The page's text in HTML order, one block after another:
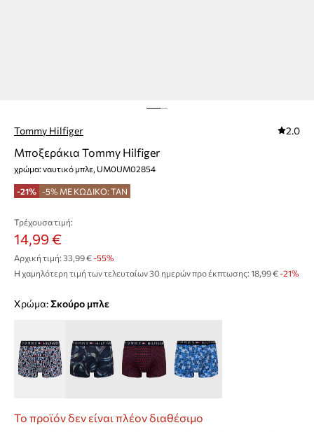
Tommy Hilfiger 2.0
Μποξεράκια Tommy Hilfiger
χρώμα: ναυτικό μπλε, UM0UM02854
-21% -5% ΜΕ ΚΩΔΙΚΟ: TAN
Τρέχουσα τιμή:
14,99 €
Αρχική τιμή: 33,99 €-55%
Η χαμηλότερη τιμή των τελευταίων 30 ημερών προ έκπτωσης: 18,99 € -21%
Χρώμα: σκούρο μπλε
Το προϊόν δεν είναι πλέον διαθέσιμο